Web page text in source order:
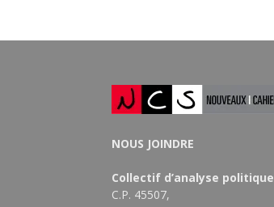
NOUS JOINDRE
Collectif d’analyse politique
C.P. 45507,